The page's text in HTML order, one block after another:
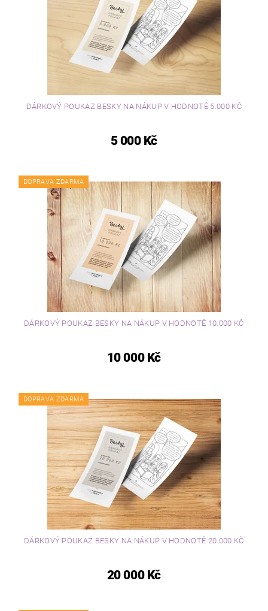
DÁRKOVÝ POUKAZ BESKY NA NÁKUP V HODNOTĚ 5.000 KČ
5 000 Kč
DOPRAVA ZDARMA
DÁRKOVÝ POUKAZ BESKY NA NÁKUP V HODNOTĚ 10.000 KČ
10 000 Kč
DOPRAVA ZDARMA
DÁRKOVÝ POUKAZ BESKY NA NÁKUP V HODNOTĚ 20.000 KČ
20 000 Kč